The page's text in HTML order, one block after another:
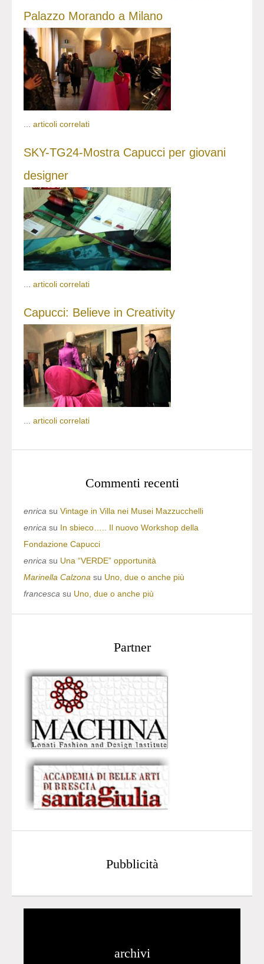
Palazzo Morando a Milano
articoli correlati
SKY-TG24-Mostra Capucci per giovani
designer
articoli correlati
Capucci: Believe in Creativity
... articoli correlati
Commenti recenti
enrica su Vintage in Villa nei Musei Mazzucchelli
enrica su In sbieco….. Il nuovo Workshop della
Fondazione Capucci
enrica su Una “VERDE” opportunità
Marinella Calzona su Uno, due o anche più
francesca su Uno, due o anche più
Partner
Pubblicità
archivi